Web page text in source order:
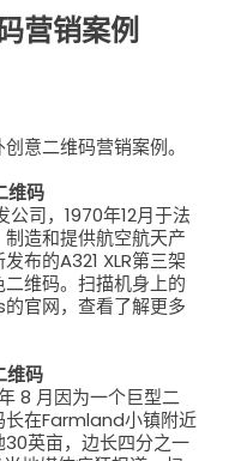
营销案例
意二维码营销案例。
维码
司，1970年12月于法
造和提供航空航天产
布的A321 XLR第三架
维码。扫描机身上的
官网，查看了解更多
维码
8 月因为一个巨型二
长在Farmland小镇附近
英亩，边长四分之一